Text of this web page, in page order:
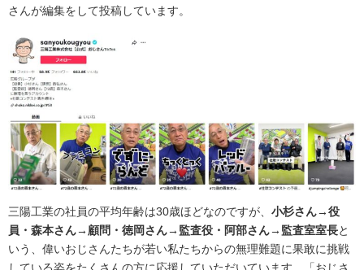
さんが編集をして投稿しています。
三陽工業の社員の平均年齢は30歳ほどなのですが、 小杉さん→役
員・森本さん→顧問・徳岡さん→監査役・阿部さん→監査室室長と
いう、偉いおじさんたちが若い私たちからの無理難題に果敢に挑戦
している姿をたくさんの方に応援していただいています。「おじさ